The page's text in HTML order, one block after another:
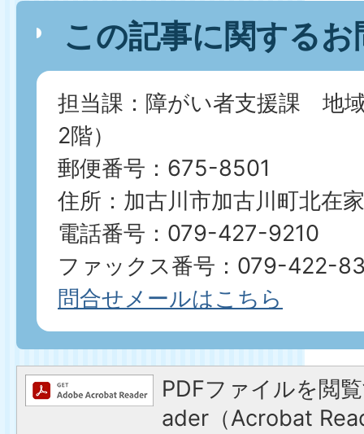
この記事に関する
担当課：障がい者支援課 地
2階）
郵便番号：675-8501
住所：加古川市加古川町北在
電話番号：079-427-9210
ファックス番号：079-422-
問合せメールはこちら
PDFファイルを閲
ader（Acrobat